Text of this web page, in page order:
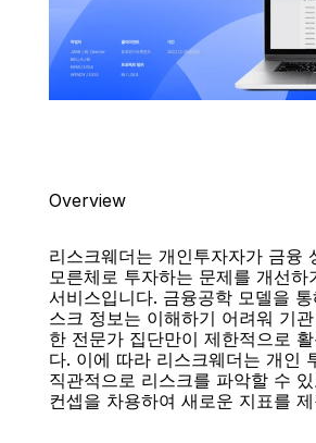
Overview
리스크웨더는 개인투자자가 금융
모른체로 투자하는 문제를 개선하
서비스입니다. 금융공학 모델을
스크 정보는 이해하기 어려워 기
한 전문가 집단만이 제한적으로
다. 이에 따라 리스크웨더는 개인
직관적으로 리스크를 파악할 수
컨셉을 차용하여 새로운 지표를